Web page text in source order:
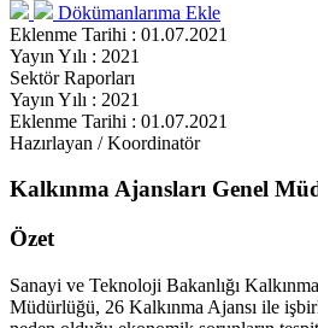
Dökümanlarıma Ekle
Eklenme Tarihi : 01.07.2021
Yayın Yılı : 2021
Sektör Raporları
Yayın Yılı : 2021
Eklenme Tarihi : 01.07.2021
Hazırlayan / Koordinatör
Kalkınma Ajansları Genel
Özet
Sanayi ve Teknoloji Bakanlığı
Müdürlüğü, 26 Kalkınma Ajansı ile